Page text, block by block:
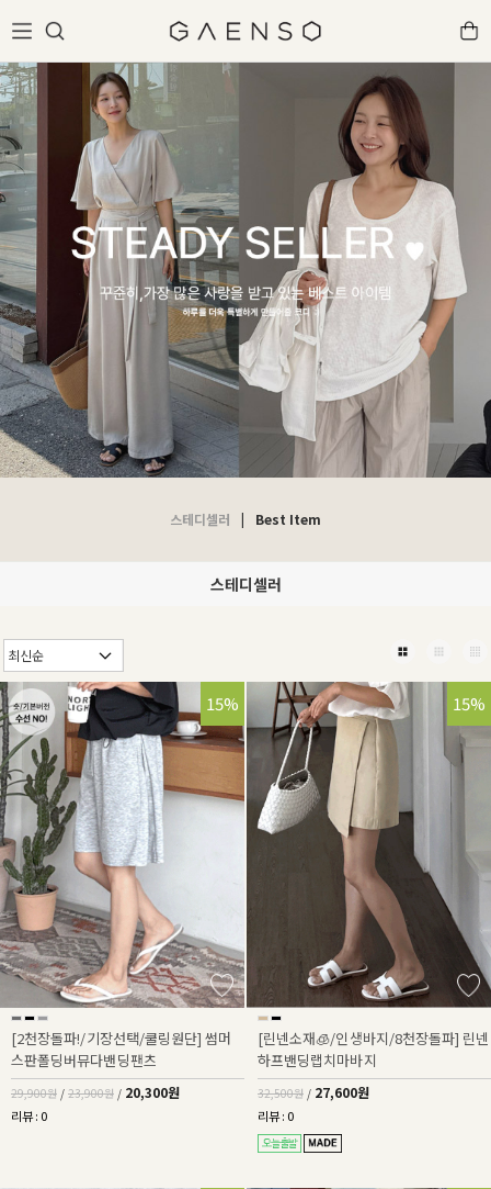
스테디셀러 | Best Item
스테디셀러
32%
15%
[2천장돌파!/기장선택/쿨링원단] 썸머
스판폴딩버뮤다밴딩팬츠
29,900원 / 23,900원 / 20,300원
리뷰 : 0
15%
[린넨소재🧊/인생바지/8천장돌파] 린넨
하프밴딩랩치마바지
32,500원 / 27,600원
리뷰 : 0